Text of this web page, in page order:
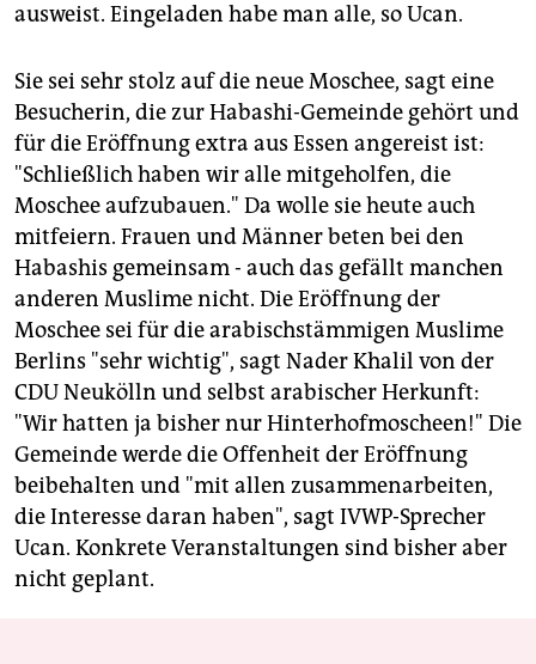
ausweist. Eingeladen habe man alle, so Ucan.
Sie sei sehr stolz auf die neue Moschee, sagt eine
Besucherin, die zur Habashi-Gemeinde gehört und
für die Eröffnung extra aus Essen angereist ist:
"Schließlich haben wir alle mitgeholfen, die
Moschee aufzubauen." Da wolle sie heute auch
mitfeiern. Frauen und Männer beten bei den
Habashis gemeinsam - auch das gefällt manchen
anderen Muslime nicht. Die Eröffnung der
Moschee sei für die arabischstämmigen Muslime
Berlins "sehr wichtig", sagt Nader Khalil von der
CDU Neukölln und selbst arabischer Herkunft:
"Wir hatten ja bisher nur Hinterhofmoscheen!" Die
Gemeinde werde die Offenheit der Eröffnung
beibehalten und "mit allen zusammenarbeiten,
die Interesse daran haben", sagt IVWP-Sprecher
Ucan. Konkrete Veranstaltungen sind bisher aber
nicht geplant.